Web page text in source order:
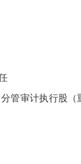
审计执行股（